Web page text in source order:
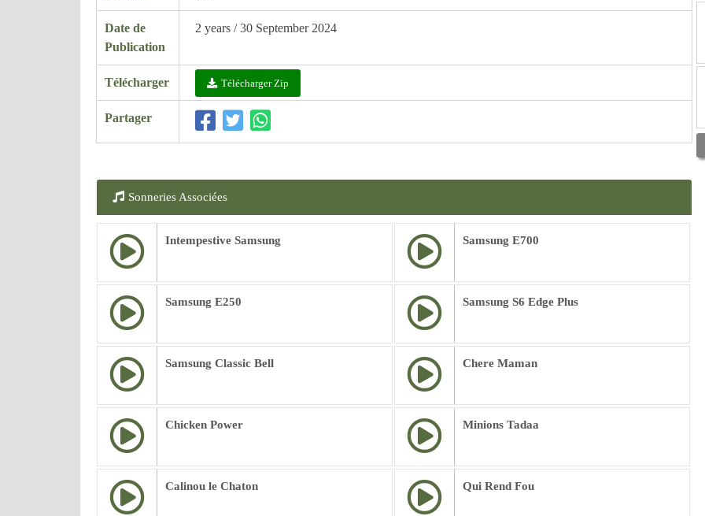
Date de
Publication
2 years / 30 September 2024
Télécharger Télécharger Zip
Partager
Sonneries Associées
Intempestive Samsung Samsung E700
Samsung E250 Samsung S6 Edge Plus
Samsung Classic Bell Chere Maman
Chicken Power Minions Tadaa
Calinou le Chaton Qui Rend Fou